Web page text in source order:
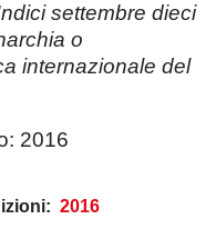
settembre dieci
o
internazionale del
2016
2016